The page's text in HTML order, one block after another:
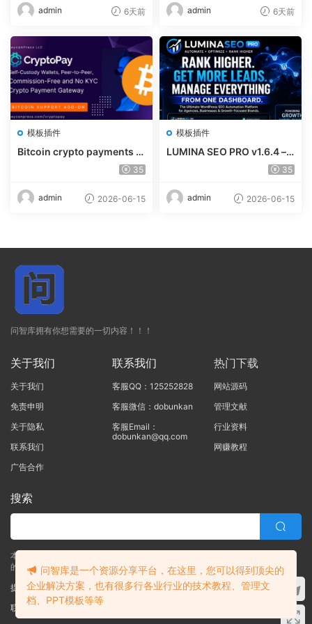
admin 6天前 admin 6天前
模板插件
Bitcoin crypto payments s
upport for CryptoPay v1.4.
35
admin 2026-06-15
模板插件
LUMINA SEO PRO v1.6.4 – R
ank #1 Without Writing
35
admin 2026-06-15
问智库拥有你想需要的一切内容！！！
关于我们
关于我们
免责申明
关于隐私
联系我们
广告合作
联系我们
客服QQ：125252828
客服微信：dobunkan
客服Email：
dobunkan@qq.com
热门下载
网站源码
管理文献
行业资料
网赚教程
搜索
本站的所有资源均由本站的站长及合作伙伴整理发布，80%的内容为合作伙伴
的职场实战干货！！
提交工单
联系客服
(说明需求，勿问在否)
问智库是一个资源分享平台，在这里，您可以得到顶尖的
企业解决方案，也有很多行各业行业的技术教程、管理文
档、PPT模板等等